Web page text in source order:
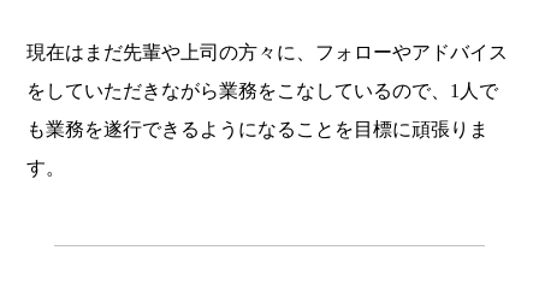
現在はまだ先輩や上司の方々に、フォローやアドバイス
をしていただきながら業務をこなしているので、1人で
も業務を遂行できるようになることを目標に頑張りま
す。